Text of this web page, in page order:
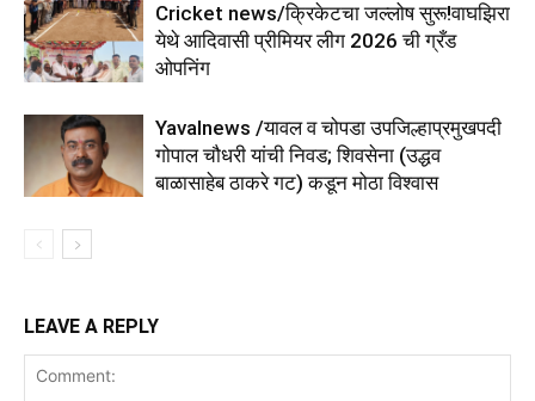
Cricket news/क्रिकेटचा जल्लोष सुरू!वाघझिरा
येथे आदिवासी प्रीमियर लीग 2026 ची ग्रँड
ओपनिंग
Yavalnews /यावल व चोपडा उपजिल्हाप्रमुखपदी
गोपाल चौधरी यांची निवड; शिवसेना (उद्धव
बाळासाहेब ठाकरे गट) कडून मोठा विश्वास
LEAVE A REPLY